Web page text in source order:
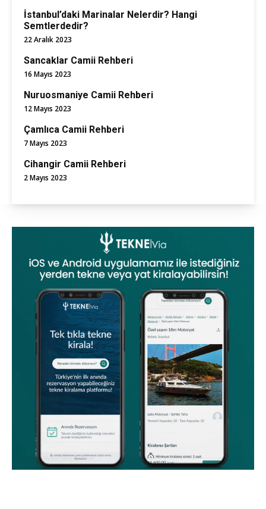
İstanbul’daki Marinalar Nelerdir? Hangi
Semtlerdedir?
22 Aralık 2023
Sancaklar Camii Rehberi
16 Mayıs 2023
Nuruosmaniye Camii Rehberi
12 Mayıs 2023
Çamlıca Camii Rehberi
7 Mayıs 2023
Cihangir Camii Rehberi
2 Mayıs 2023